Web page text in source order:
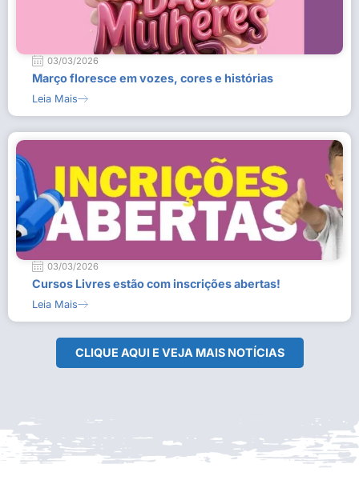
03/03/2026
Março floresce em vozes, cores e histórias
Leia Mais
03/03/2026
Cursos Livres estão com inscrições abertas!
Leia Mais
CLIQUE AQUI E VEJA MAIS NOTÍCIAS